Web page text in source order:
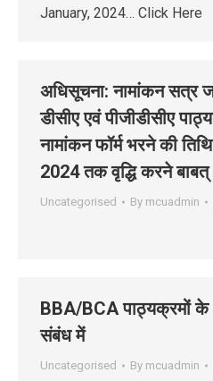
January, 2024… Click Here
अधिसूचना: नामांकन सत्र
डीसीए एवं पीजीडीसीए
नामांकन फॉर्म भरने की
2024 तक वृद्धि करने बाबत्
Uncategorised By mcuadmin
BBA/BCA पाठ्यक्रमों
संबंध में
Uncategorised By mcuadmin